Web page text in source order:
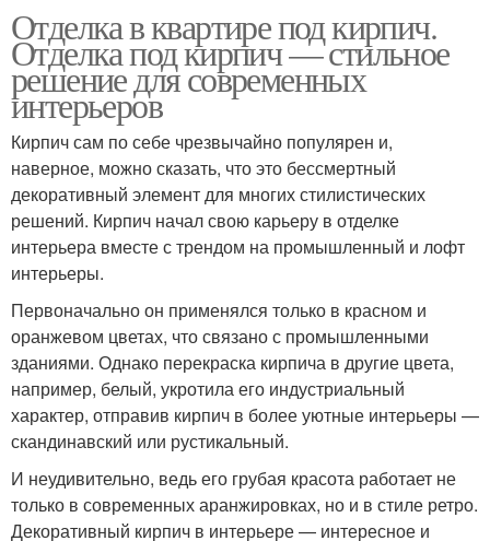
Отделка в квартире под кирпич.
Отделка под кирпич — стильное
решение для современных
интерьеров
Кирпич сам по себе чрезвычайно популярен и,
наверное, можно сказать, что это бессмертный
декоративный элемент для многих стилистических
решений. Кирпич начал свою карьеру в отделке
интерьера вместе с трендом на промышленный и лофт
интерьеры.
Первоначально он применялся только в красном и
оранжевом цветах, что связано с промышленными
зданиями. Однако перекраска кирпича в другие цвета,
например, белый, укротила его индустриальный
характер, отправив кирпич в более уютные интерьеры —
скандинавский или рустикальный.
И неудивительно, ведь его грубая красота работает не
только в современных аранжировках, но и в стиле ретро.
Декоративный кирпич в интерьере — интересное и